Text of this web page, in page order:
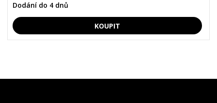
Dodání do 4 dnů